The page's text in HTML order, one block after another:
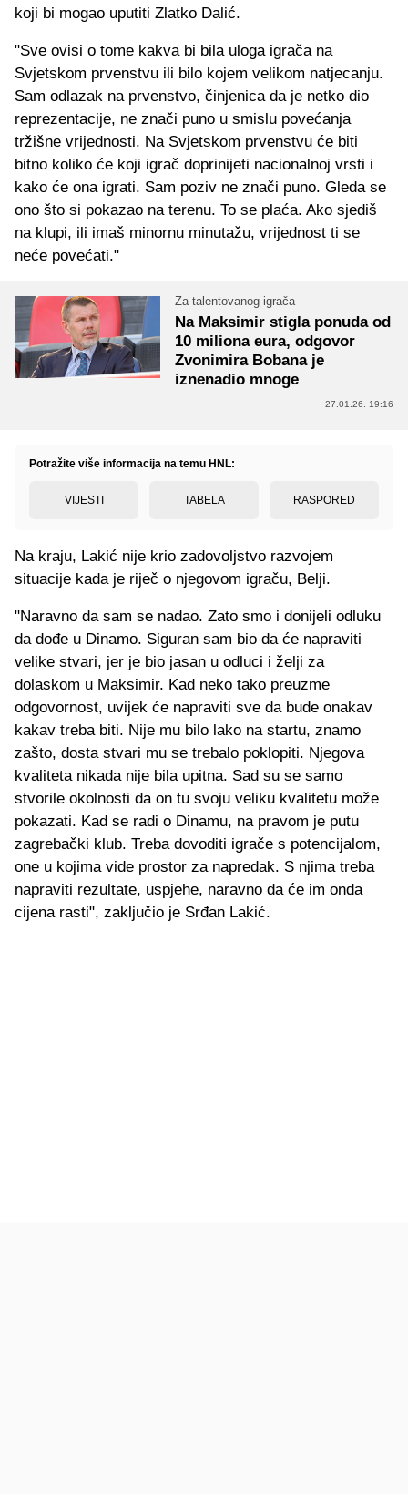
koji bi mogao uputiti Zlatko Dalić.
"Sve ovisi o tome kakva bi bila uloga igrača na
Svjetskom prvenstvu ili bilo kojem velikom natjecanju.
Sam odlazak na prvenstvo, činjenica da je netko dio
reprezentacije, ne znači puno u smislu povećanja
tržišne vrijednosti. Na Svjetskom prvenstvu će biti
bitno koliko će koji igrač doprinijeti nacionalnoj vrsti i
kako će ona igrati. Sam poziv ne znači puno. Gleda se
ono što si pokazao na terenu. To se plaća. Ako sjediš
na klupi, ili imaš minornu minutažu, vrijednost ti se
neće povećati."
Za talentovanog igrača
Na Maksimir stigla ponuda od
10 miliona eura, odgovor
Zvonimira Bobana je
iznenadio mnoge
27.01.26. 19:16
Potražite više informacija na temu HNL:
VIJESTI TABELA RASPORED
Na kraju, Lakić nije krio zadovoljstvo razvojem
situacije kada je riječ o njegovom igraču, Belji.
"Naravno da sam se nadao. Zato smo i donijeli odluku
da dođe u Dinamo. Siguran sam bio da će napraviti
velike stvari, jer je bio jasan u odluci i želji za
dolaskom u Maksimir. Kad neko tako preuzme
odgovornost, uvijek će napraviti sve da bude onakav
kakav treba biti. Nije mu bilo lako na startu, znamo
zašto, dosta stvari mu se trebalo poklopiti. Njegova
kvaliteta nikada nije bila upitna. Sad su se samo
stvorile okolnosti da on tu svoju veliku kvalitetu može
pokazati. Kad se radi o Dinamu, na pravom je putu
zagrebački klub. Treba dovoditi igrače s potencijalom,
one u kojima vide prostor za napredak. S njima treba
napraviti rezultate, uspjehe, naravno da će im onda
cijena rasti", zaključio je Srđan Lakić.